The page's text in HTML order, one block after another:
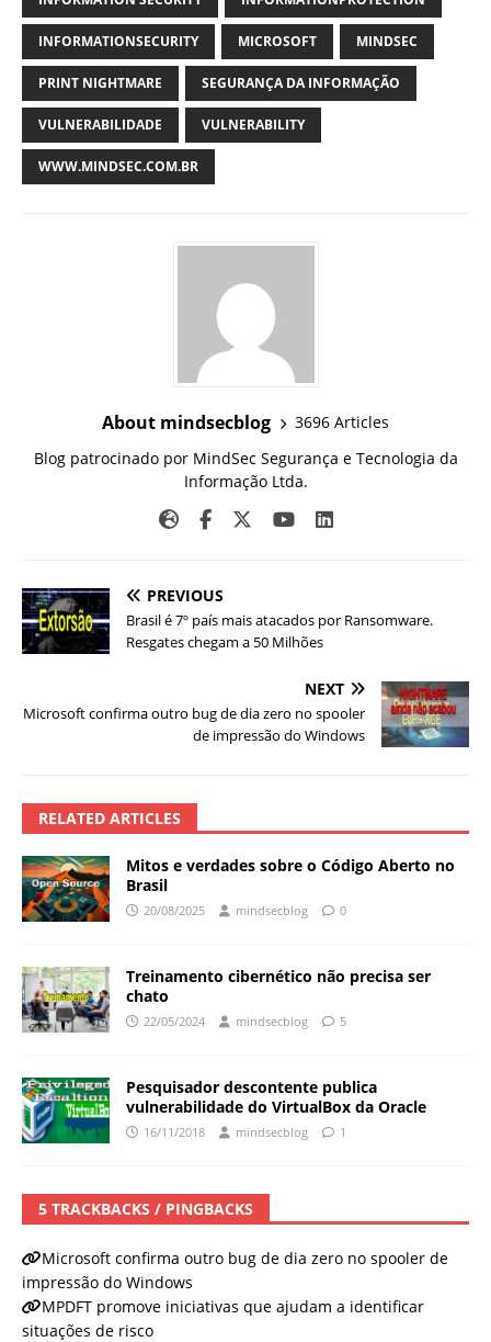
INFORMATIONSECURITY MICROSOFT MINDSEC
PRINT NIGHTMARE SEGURANÇA DA INFORMAÇÃO
VULNERABILIDADE VULNERABILITY
WWW.MINDSEC.COM.BR
About mindsecblog
3696 Articles
Blog patrocinado por MindSec Segurança e Tecnologia da
Informação Ltda.
PREVIOUS
Brasil é 7º país mais atacados por Ransomware.
Resgates chegam a 50 Milhões
NEXT
Microsoft confirma outro bug de dia zero no spooler
de impressão do Windows
RELATED ARTICLES
Mitos e verdades sobre o Código Aberto no
Brasil
20/08/2025 mindsecblog 0
Treinamento cibernético não precisa ser
chato
22/05/2024 mindsecblog 5
Pesquisador descontente publica
vulnerabilidade do VirtualBox da Oracle
16/11/2018 mindsecblog 1
5 TRACKBACKS / PINGBACKS
Microsoft confirma outro bug de dia zero no spooler de
impressão do Windows
MPDFT promove iniciativas que ajudam a identificar
situações de risco